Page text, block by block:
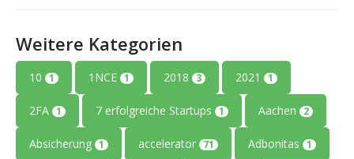
Weitere Kategorien
10 1 1NCE 1 2018 3 2021 1
2FA 1 7 erfolgreiche Startups 1 Aachen 2
Absicherung 1 accelerator 71 Adbonitas 1